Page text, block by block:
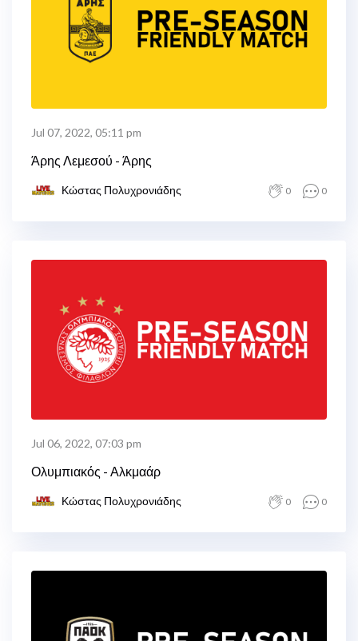
Jul 07, 2022, 05:11 pm
Άρης Λεμεσού - Άρης
Κώστας Πολυχρονιάδης 0 0
Jul 06, 2022, 07:03 pm
Ολυμπιακός - Αλκμαάρ
Κώστας Πολυχρονιάδης 0 0